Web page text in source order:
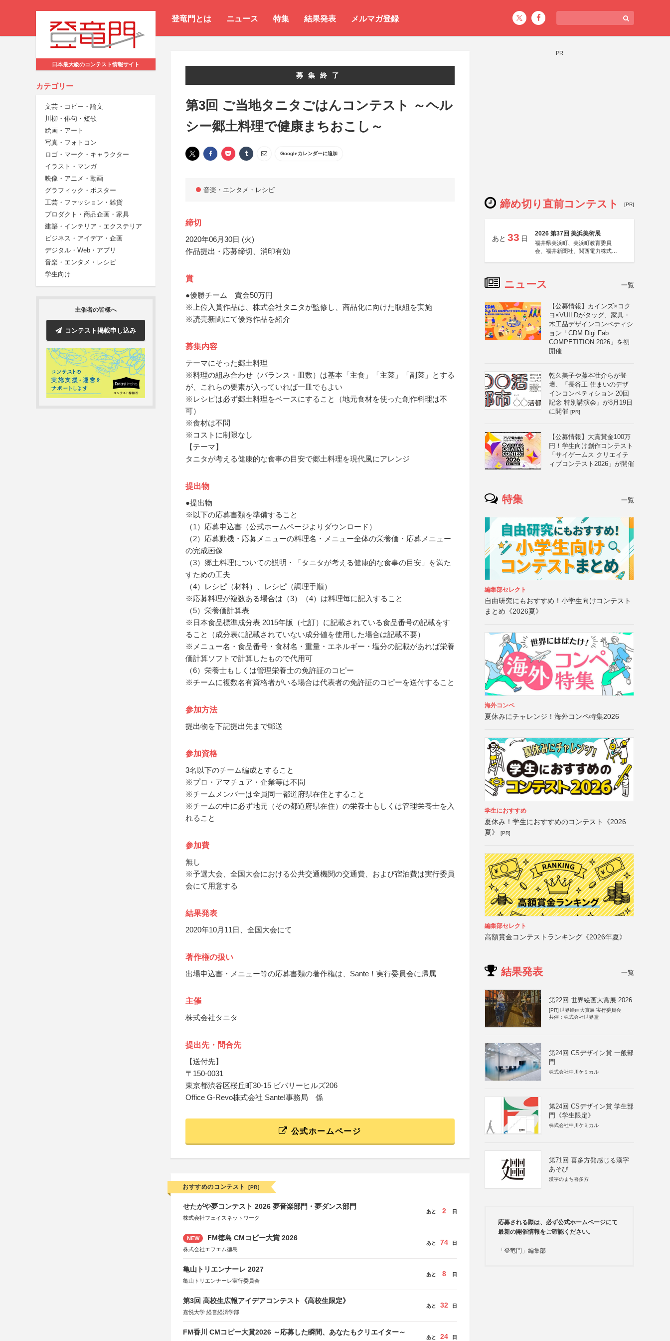
登竜門とは ニュース 特集 結果発表 メルマガ登録
日本最大級のコンテスト情報サイト
カテゴリー
文芸・コピー・論文
川柳・俳句・短歌
絵画・アート
写真・フォトコン
ロゴ・マーク・キャラクター
イラスト・マンガ
映像・アニメ・動画
グラフィック・ポスター
工芸・ファッション・雑貨
プロダクト・商品企画・家具
建築・インテリア・エクステリア
ビジネス・アイデア・企画
デジタル・Web・アプリ
音楽・エンタメ・レシピ
学生向け
主催者の皆様へ
コンテスト掲載申し込み
募集終了
第3回 ご当地タニタごはんコンテスト ～ヘル
シー郷土料理で健康まちおこし～
Googleカレンダーに追加
音楽・エンタメ・レシピ
締切
2020年06月30日 (火)
作品提出・応募締切、消印有効
賞
●優勝チーム 賞金50万円
※上位入賞作品は、株式会社タニタが監修し、商品化に向けた取組を実施
※読売新聞にて優秀作品を紹介
募集内容
テーマにそった郷土料理
※料理の組み合わせ（バランス・皿数）は基本「主食」「主菜」「副菜」とする
が、これらの要素が入っていれば一皿でもよい
※レシピは必ず郷土料理をベースにすること（地元食材を使った創作料理は不
可）
※食材は不問
※コストに制限なし
【テーマ】
タニタが考える健康的な食事の目安で郷土料理を現代風にアレンジ
提出物
●提出物
※以下の応募書類を準備すること
（1）応募申込書（公式ホームページよりダウンロード）
（2）応募動機・応募メニューの料理名・メニュー全体の栄養価・応募メニュー
の完成画像
（3）郷土料理についての説明・「タニタが考える健康的な食事の目安」を満た
すための工夫
（4）レシピ（材料）、レシピ（調理手順）
※応募料理が複数ある場合は（3）（4）は料理毎に記入すること
（5）栄養価計算表
※日本食品標準成分表 2015年版（七訂）に記載されている食品番号の記載をす
ること（成分表に記載されていない成分値を使用した場合は記載不要）
※メニュー名・食品番号・食材名・重量・エネルギー・塩分の記載があれば栄養
価計算ソフトで計算したもので代用可
（6）栄養士もしくは管理栄養士の免許証のコピー
※チームに複数名有資格者がいる場合は代表者の免許証のコピーを送付すること
参加方法
提出物を下記提出先まで郵送
参加資格
3名以下のチーム編成とすること
※プロ・アマチュア・企業等は不問
※チームメンバーは全員同一都道府県在住とすること
※チームの中に必ず地元（その都道府県在住）の栄養士もしくは管理栄養士を入
れること
参加費
無し
※予選大会、全国大会における公共交通機関の交通費、および宿泊費は実行委員
会にて用意する
結果発表
2020年10月11日、全国大会にて
著作権の扱い
出場申込書・メニュー等の応募書類の著作権は、Sante！実行委員会に帰属
主催
株式会社タニタ
提出先・問合先
【送付先】
〒150-0031
東京都渋谷区桜丘町30-15 ビバリーヒルズ206
Office G-Revo株式会社 Sante!事務局 係
公式ホームページ
おすすめのコンテスト [PR]
せたがや夢コンテスト 2026 夢音楽部門・夢ダンス部門
株式会社フェイスネットワーク
あと 2 日
NEW FM徳島 CMコピー大賞 2026
株式会社エフエム徳島
あと 74 日
亀山トリエンナーレ 2027
亀山トリエンナーレ実行委員会
あと 8 日
第3回 高校生広報アイデアコンテスト《高校生限定》
嘉悦大学 経営経済学部
あと 32 日
FM香川 CMコピー大賞2026 ～応募した瞬間、あなたもクリエイター～
あと 24 日
PR
締め切り直前コンテスト [PR]
あと 33 日
2026 第37回 美浜美術展
福井県美浜町、美浜町教育委員
会、福井新聞社、関西電力株式会
ニュース 一覧
【公募情報】カインズ×コク
ヨ×VUILDがタッグ、家具・
木工品デザインコンペティシ
ョン「CDM Digi Fab
COMPETITION 2026」を初
開催
乾久美子や藤本壮介らが登
壇、「長谷工 住まいのデザ
インコンペティション 20回
記念 特別講演会」が8月19日
に開催 [PR]
【公募情報】大賞賞金100万
円！学生向け創作コンテスト
「サイゲームス クリエイテ
ィブコンテスト2026」が開催
特集 一覧
編集部セレクト
自由研究にもおすすめ！小学生向けコンテスト
まとめ《2026夏》
海外コンペ
夏休みにチャレンジ！海外コンペ特集2026
学生におすすめ
夏休み！学生におすすめのコンテスト《2026
夏》
[PR]
編集部セレクト
高額賞金コンテストランキング《2026年夏》
結果発表 一覧
第22回 世界絵画大賞展 2026
[PR] 世界絵画大賞展 実行委員会
共催：株式会社世界堂
第24回 CSデザイン賞 一般部
門
株式会社中川ケミカル
第24回 CSデザイン賞 学生部
門《学生限定》
株式会社中川ケミカル
第71回 喜多方発感じる漢字
あそび
漢字のまち喜多方
応募される際は、必ず公式ホームページにて
最新の開催情報をご確認ください。
「登竜門」編集部